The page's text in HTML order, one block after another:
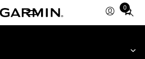
0
Total
items
cart: